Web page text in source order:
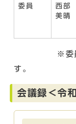
委員
西部
美晴
※委員のう
す。
会議録＜令